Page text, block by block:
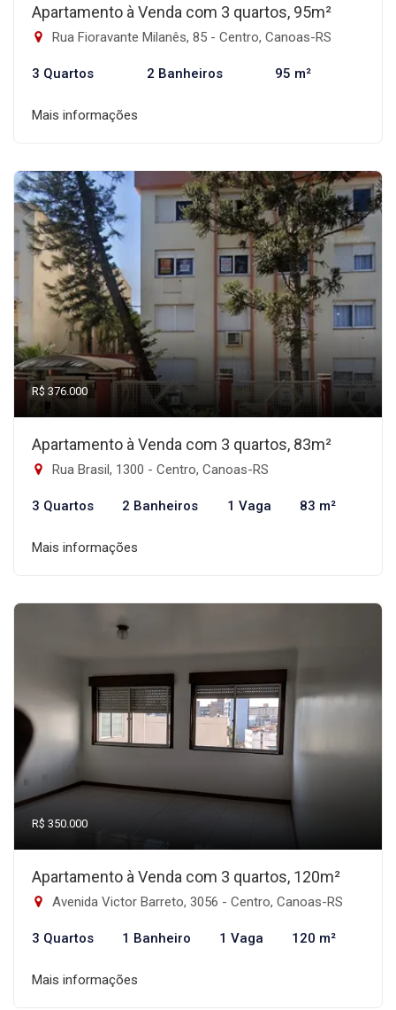
Apartamento à Venda com 3 quartos, 95m²
Rua Fioravante Milanês, 85 - Centro, Canoas-RS
3 Quartos 2 Banheiros 95 m²
Mais informações
R$ 376.000
Apartamento à Venda com 3 quartos, 83m²
Rua Brasil, 1300 - Centro, Canoas-RS
3 Quartos 2 Banheiros 1 Vaga 83 m²
Mais informações
R$ 350.000
Apartamento à Venda com 3 quartos, 120m²
Avenida Victor Barreto, 3056 - Centro, Canoas-RS
3 Quartos 1 Banheiro 1 Vaga 120 m²
Mais informações